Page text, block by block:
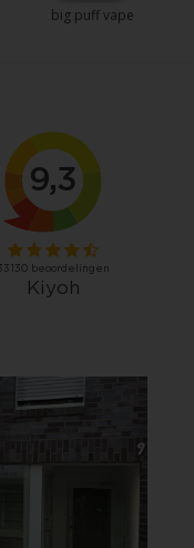
big puff vape